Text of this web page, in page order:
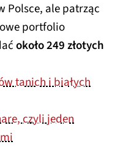
Polsce, ale patrząc
portfolio
około 249 złotych
tanich i białych
czyli jeden